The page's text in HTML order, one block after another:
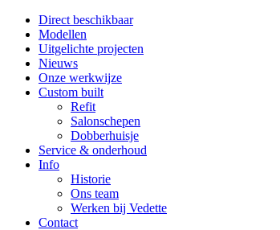
Direct beschikbaar
Modellen
Uitgelichte projecten
Nieuws
Onze werkwijze
Custom built
Refit
Salonschepen
Dobberhuisje
Service & onderhoud
Info
Historie
Ons team
Werken bij Vedette
Contact